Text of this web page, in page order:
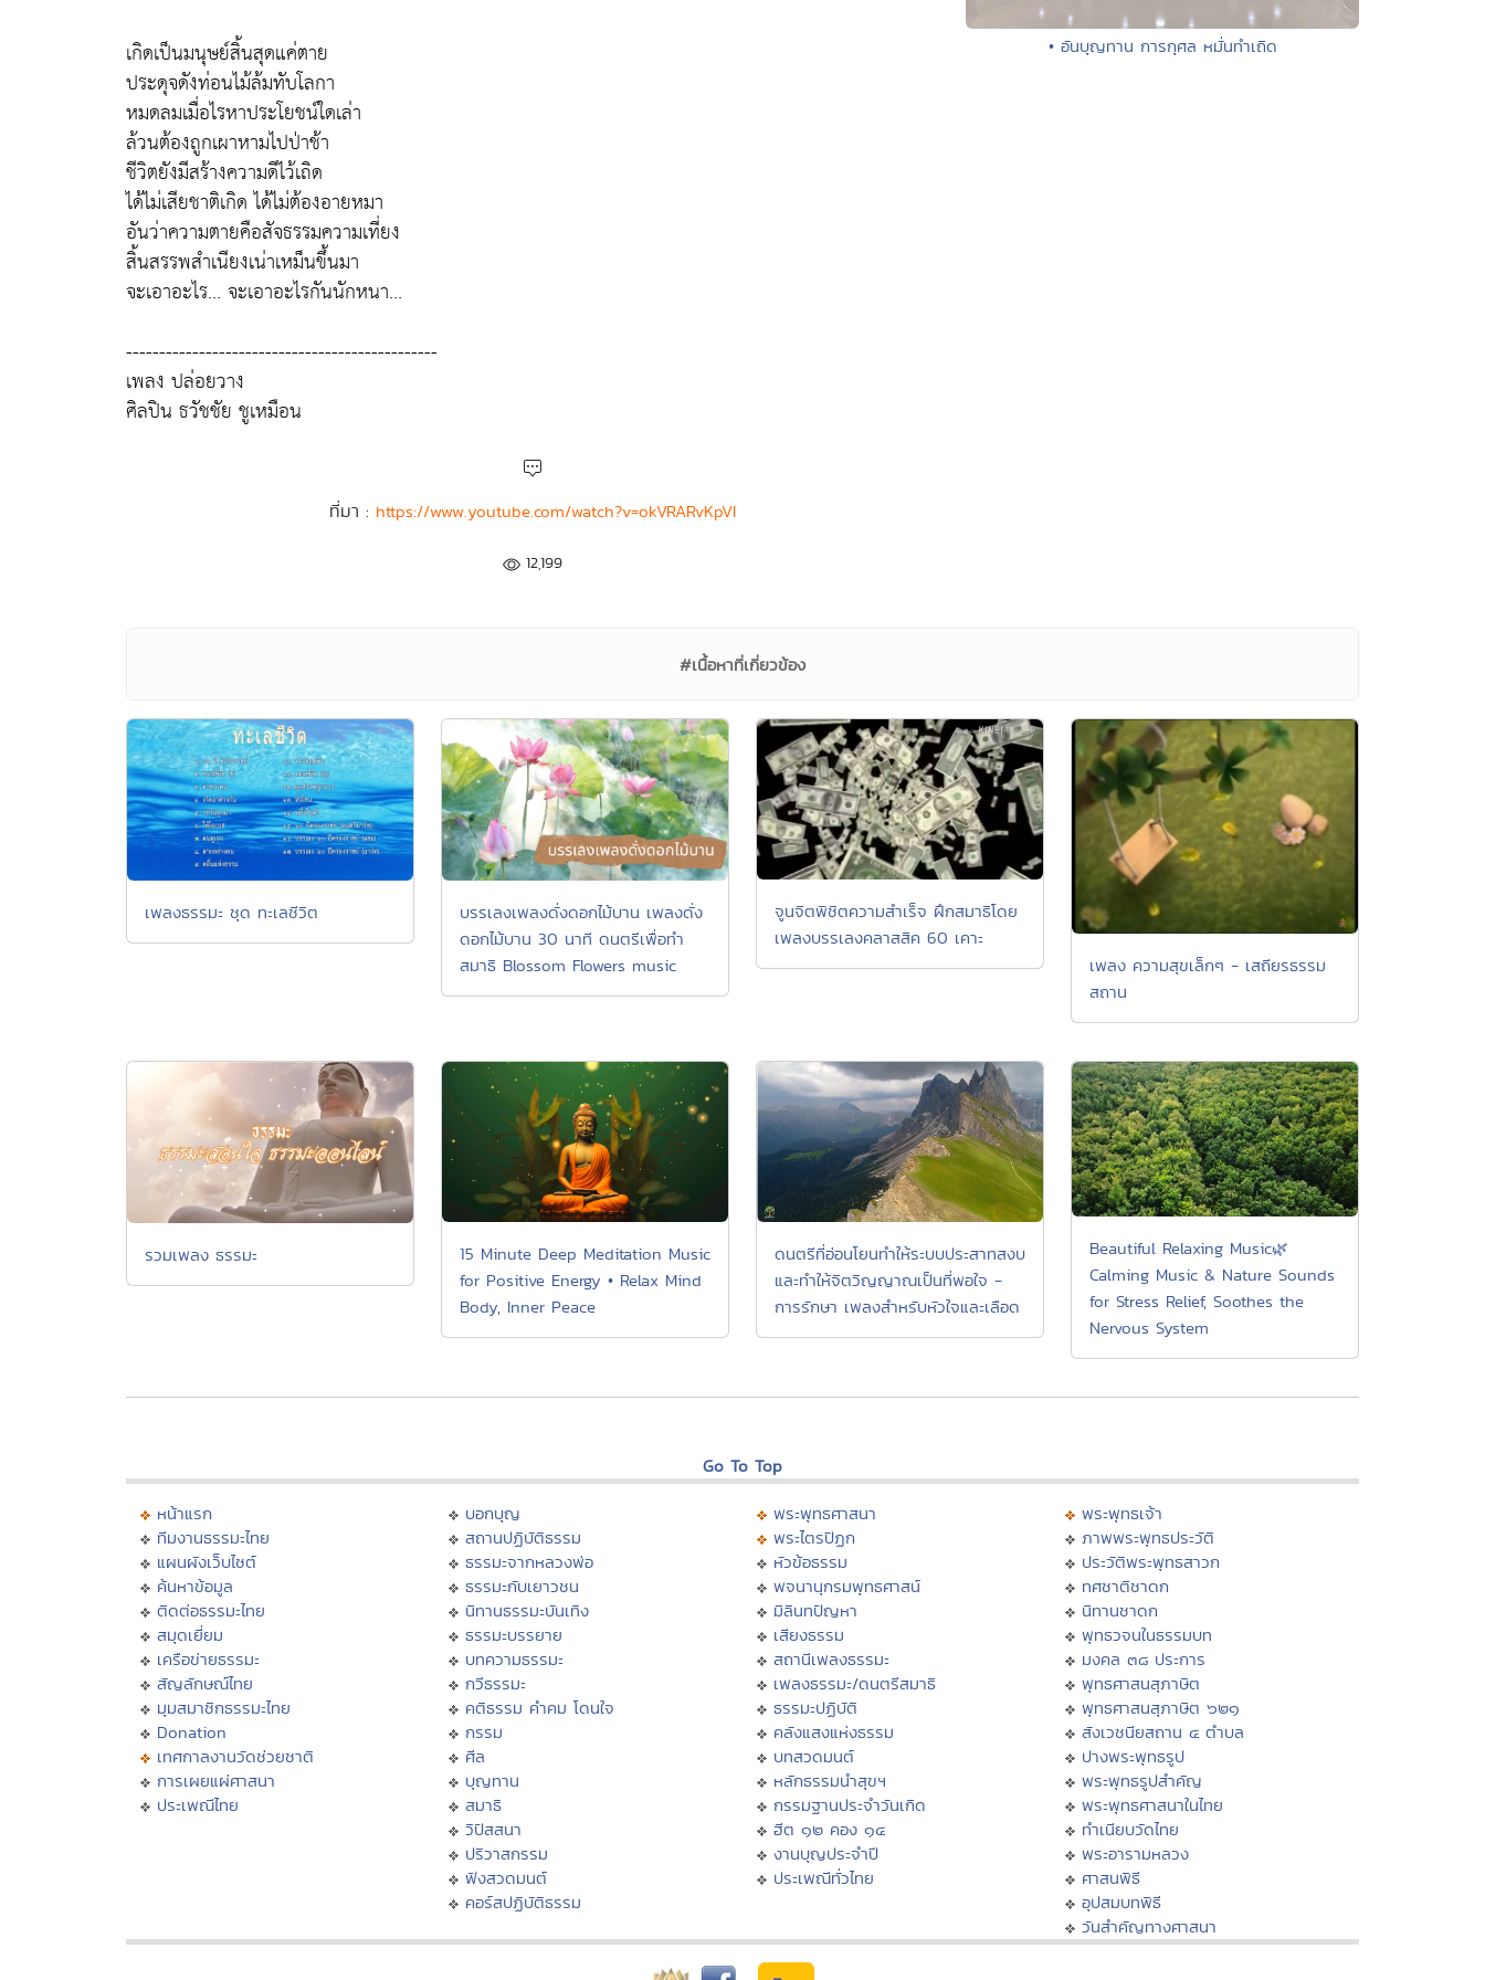
เกิดเป็นมนุษย์สิ้นสุดแค่ตาย
ประดุจดังท่อนไม้ล้มทับโลกา
หมดลมเมื่อไรหาประโยชน์ใดเล่า
ล้วนต้องถูกเผาหามไปป่าช้า
ชีวิตยังมีสร้างความดีไว้เถิด
ได้ไม่เสียชาติเกิด ได้ไม่ต้องอายหมา
อันว่าความตายคือสัจธรรมความเที่ยง
สิ้นสรรพสำเนียงเน่าเหม็นขึ้นมา
จะเอาอะไร... จะเอาอะไรกันนักหนา...
-----------------------------------------------
เพลง ปล่อยวาง
ศิลปิน ธวัชชัย ชูเหมือน
ที่มา : https://www.youtube.com/watch?v=okVRARvKpVI
12,199
• อันบุญทาน การกุศล หมั่นทำเถิด
#เนื้อหาที่เกี่ยวข้อง
เพลงธรรมะ ชุด ทะเลชีวิต
บรรเลงเพลงดั่งดอกไม้บาน เพลงดั่ง
ดอกไม้บาน 30 นาที ดนตรีเพื่อทำ
สมาธิ Blossom Flowers music
จูนจิตพิชิตความสำเร็จ ฝึกสมาธิโดย
เพลงบรรเลงคลาสสิค 60 เคาะ
เพลง ความสุขเล็กๆ - เสถียรธรรม
สถาน
รวมเพลง ธรรมะ
15 Minute Deep Meditation Music
for Positive Energy • Relax Mind
Body, Inner Peace
ดนตรีที่อ่อนโยนทำให้ระบบประสาทสงบ
และทำให้จิตวิญญาณเป็นที่พอใจ -
การรักษา เพลงสำหรับหัวใจและเลือด
Beautiful Relaxing Music🌿
Calming Music & Nature Sounds
for Stress Relief, Soothes the
Nervous System
Go To Top
หน้าแรก
ทีมงานธรรมะไทย
แผนผังเว็บไซต์
ค้นหาข้อมูล
ติดต่อธรรมะไทย
สมุดเยี่ยม
เครือข่ายธรรมะ
สัญลักษณ์ไทย
มุมสมาชิกธรรมะไทย
Donation
เทศกาลงานวัดช่วยชาติ
การเผยแผ่ศาสนา
ประเพณีไทย
บอกบุญ
สถานปฏิบัติธรรม
ธรรมะจากหลวงพ่อ
ธรรมะกับเยาวชน
นิทานธรรมะบันเทิง
ธรรมะบรรยาย
บทความธรรมะ
กวีธรรมะ
คติธรรม คำคม โดนใจ
กรรม
ศีล
บุญทาน
สมาธิ
วิปัสสนา
ปริวาสกรรม
ฟังสวดมนต์
คอร์สปฏิบัติธรรม
พระพุทธศาสนา
พระไตรปิฏก
หัวข้อธรรม
พจนานุกรมพุทธศาสน์
มิลินทปัญหา
เสียงธรรม
สถานีเพลงธรรมะ
เพลงธรรมะ/ดนตรีสมาธิ
ธรรมะปฏิบัติ
คลังแสงแห่งธรรม
บทสวดมนต์
หลักธรรมนำสุขฯ
กรรมฐานประจำวันเกิด
ฮีต ๑๒ คอง ๑๔
งานบุญประจำปี
ประเพณีทั่วไทย
พระพุทธเจ้า
ภาพพระพุทธประวัติ
ประวัติพระพุทธสาวก
ทศชาติชาดก
นิทานชาดก
พุทธวจนในธรรมบท
มงคล ๓๘ ประการ
พุทธศาสนสุภาษิต
พุทธศาสนสุภาษิต ๖๒๑
สังเวชนียสถาน ๔ ตำบล
ปางพระพุทธรูป
พระพุทธรูปสำคัญ
พระพุทธศาสนาในไทย
ทำเนียบวัดไทย
พระอารามหลวง
ศาสนพิธี
อุปสมบทพิธี
วันสำคัญทางศาสนา